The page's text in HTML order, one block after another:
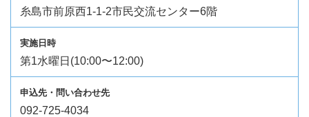
糸島市前原西1-1-2市民交流センター6階
第1水曜日(10:00〜12:00)
092-725-4034